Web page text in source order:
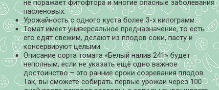
не поражает фитофтора и многие опасные заболевания
пасленовых.
Урожайность с одного куста более 3-х килограмм.
Томат имеет универсальное предназначение, то есть
его едят свежим, делают из плодов соки, пасту и
консервируют целыми.
Описание сорта томата «Белый налив 241» будет
неполным, если не указать ещё одно важное
достоинство – это ранние сроки созревания плодов.
Так, вы сможете собирать первые урожаи через 100